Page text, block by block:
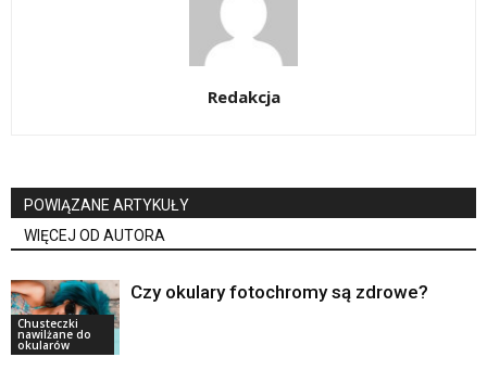
Redakcja
POWIĄZANE ARTYKUŁY
WIĘCEJ OD AUTORA
Chusteczki
nawilżane do
okularów
Czy okulary fotochromy są zdrowe?